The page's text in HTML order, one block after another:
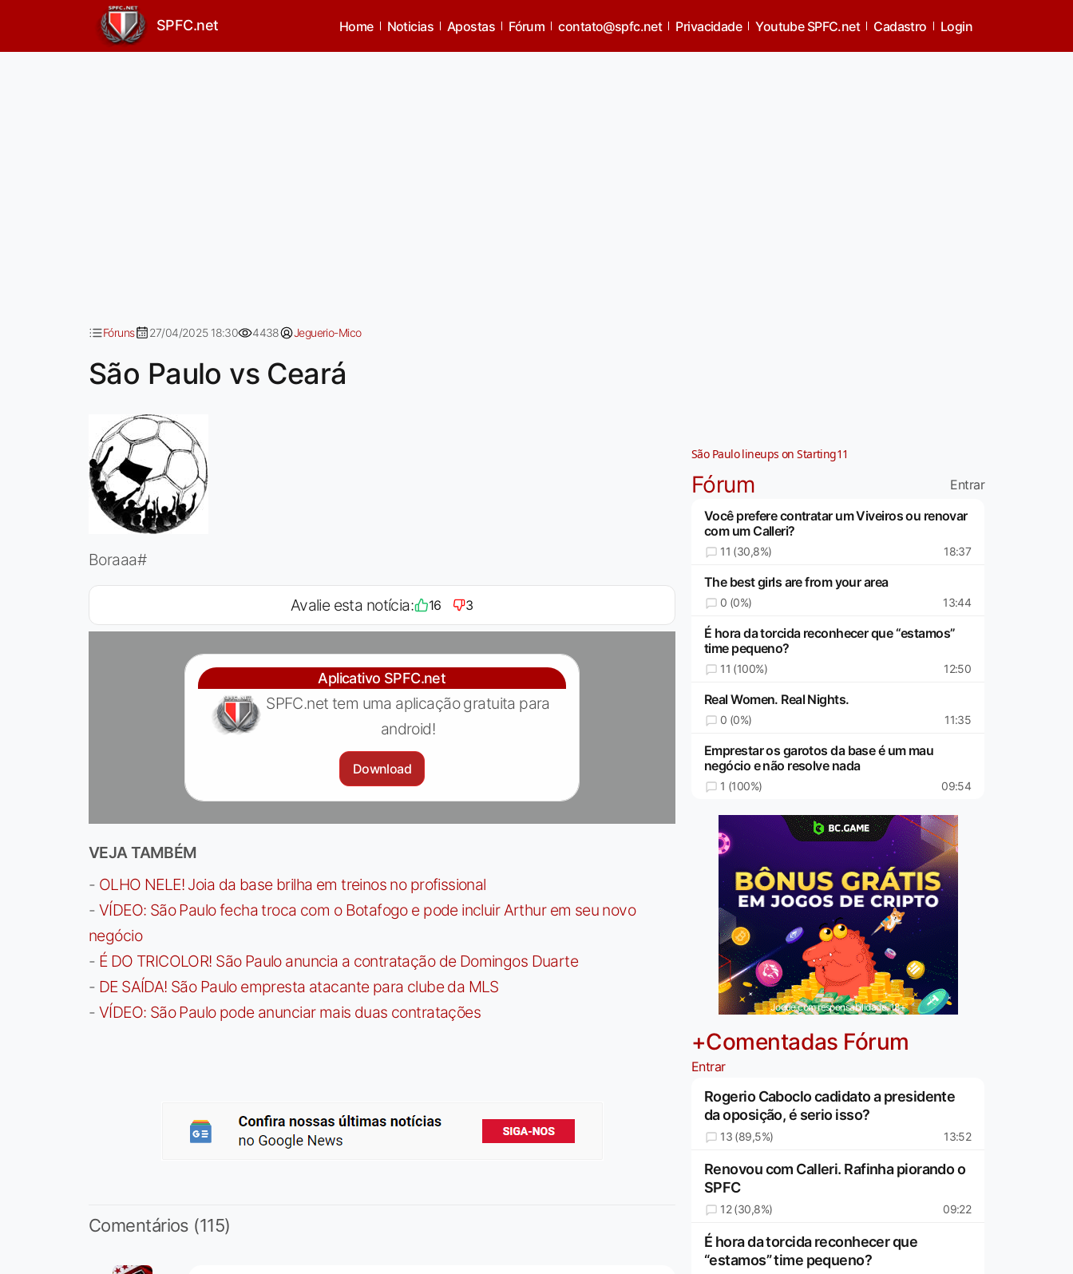
São Paulo vs Ceará
SPFC.net Home Noticias Apostas Fórum contato@spfc.net Privacidade Youtube SPFC.net Cadastro Login
Fóruns 27/04/2025 18:30 4438 Jeguerio-Mico
São Paulo vs Ceará
Boraaa#
Avalie esta notícia: 16 3
Aplicativo SPFC.net
SPFC.net tem uma aplicação gratuita para
android!
Download
VEJA TAMBÉM
- OLHO NELE! Joia da base brilha em treinos no profissional
- VÍDEO: São Paulo fecha troca com o Botafogo e pode incluir Arthur em seu novo
negócio
- É DO TRICOLOR! São Paulo anuncia a contratação de Domingos Duarte
- DE SAÍDA! São Paulo empresta atacante para clube da MLS
- VÍDEO: São Paulo pode anunciar mais duas contratações
Comentários (115)
São Paulo lineups on Starting11
Fórum
Entrar
Você prefere contratar um Viveiros ou renovar
com um Calleri?
11 (30,8%) 18:37
The best girls are from your area
0 (0%) 13:44
É hora da torcida reconhecer que “estamos”
time pequeno?
11 (100%) 12:50
Real Women. Real Nights.
0 (0%) 11:35
Emprestar os garotos da base é um mau
negócio e não resolve nada
1 (100%) 09:54
Jogue com responsabilidade. 18+
+Comentadas Fórum
Entrar
Rogerio Caboclo cadidato a presidente
da oposição, é serio isso?
13 (89,5%) 13:52
Renovou com Calleri. Rafinha piorando o
SPFC
12 (30,8%) 09:22
É hora da torcida reconhecer que
“estamos” time pequeno?